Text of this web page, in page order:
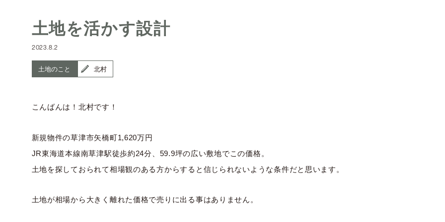
土地を活かす設計
2023.8.2
土地のこと 北村
こんばんは！北村です！
新規物件の草津市矢橋町1,620万円
JR東海道本線南草津駅徒歩約24分、59.9坪の広い敷地でこの価格。
土地を探しておられて相場観のある方からすると信じられないような条件だと思います。
土地が相場から大きく離れた価格で売りに出る事はありません。